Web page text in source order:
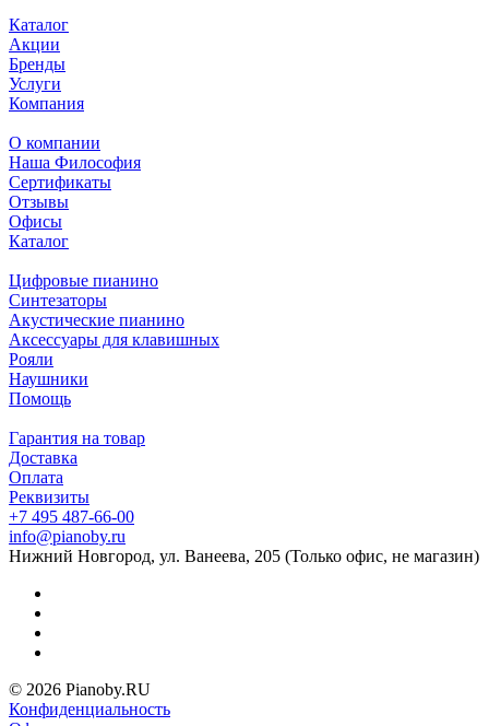
Каталог
Акции
Бренды
Услуги
Компания
О компании
Наша Философия
Сертификаты
Отзывы
Офисы
Каталог
Цифровые пианино
Синтезаторы
Акустические пианино
Аксессуары для клавишных
Рояли
Наушники
Помощь
Гарантия на товар
Доставка
Оплата
Реквизиты
+7 495 487-66-00
info@pianoby.ru
Нижний Новгород, ул. Ванеева, 205 (Только офис, не магазин)
© 2026 Pianoby.RU
Конфиденциальность